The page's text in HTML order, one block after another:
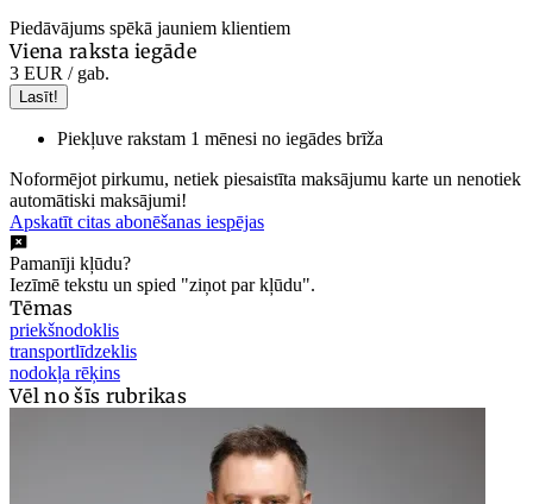
Piedāvājums spēkā jauniem klientiem
Viena raksta iegāde
3 EUR / gab.
Lasīt!
Piekļuve rakstam 1 mēnesi no iegādes brīža
Noformējot pirkumu, netiek piesaistīta maksājumu karte un nenotiek
automātiski maksājumi!
Apskatīt citas abonēšanas iespējas
Pamanīji kļūdu?
Iezīmē tekstu un spied "ziņot par kļūdu".
Tēmas
priekšnodoklis
transportlīdzeklis
nodokļa rēķins
Vēl no šīs rubrikas